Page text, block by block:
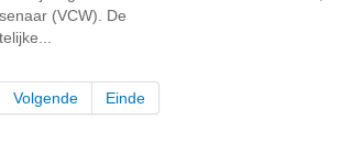
(VCW). De
Volgende Einde